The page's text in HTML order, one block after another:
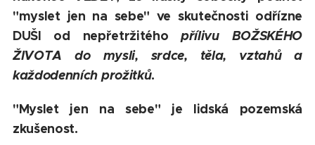
"myslet jen na sebe" ve skutečnosti odřízne
DUŠI od nepřetržitéhopřílivu BOŽSKÉHO
ŽIVOTA do mysli, srdce, těla, vztahů a
každodenních prožitků.
"Myslet jen na sebe" je lidská pozemská
zkušenost.